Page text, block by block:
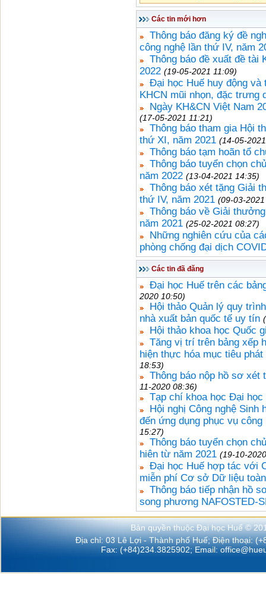
Các tin mới hơn
Thông báo đăng ký đề
công nghệ lần thứ IV, năm
Thông báo đề xuất đề tài
2022 (19-05-2021 11:09)
Đại học Huế huy động và
KHCN mũi nhọn, đặc trưng
Ngày KH&CN Việt Nam
(17-05-2021 11:21)
Thông báo tham gia Hội
thứ XI, năm 2021 (14-05-
Thông báo tạm hoãn tổ
Thông báo tuyển chọn
năm 2022 (13-04-2021 14:35)
Thông báo xét tặng Giải
thứ IV, năm 2021 (09-03-
Thông báo về Giải
năm 2021 (25-02-2021 08:27)
Những nghiên cứu của
phòng chống đại dịch
Các tin đã đăng
Đại học Huế trên các
2020 10:50)
Hội thảo Quản lý quy
nhà xuất bản quốc tế uy tín
Hội thảo khoa học Quốc
Tăng vị trí trên bảng xếp
hiện thực hóa mục tiêu
18:53)
Thông báo nộp hồ sơ xét
11-2020 08:36)
Tạp chí khoa học Đại học
Hội nghị Công nghệ Sinh
đến ứng dụng phục vụ
15:27)
Thông báo tuyển chọn
hiên từ năm 2021 (19-10-
Đại học Huế hợp tác với
miễn phí Cơ sở Dữ liệu
Thông báo tiếp nhận hồ
song phương NAFOSTED-
Bản quyền thuộc Đại học Huế ©
Địa chỉ: 03 Lê Lợi - Thành phố Huế; Điện thoại:
Fax: (+84)234.3825902; Email: